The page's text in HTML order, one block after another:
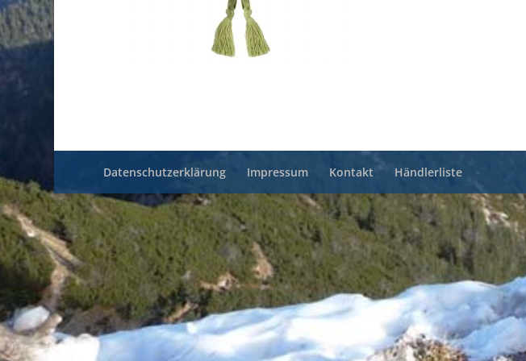
Datenschutzerklärung Impressum Kontakt Händlerliste